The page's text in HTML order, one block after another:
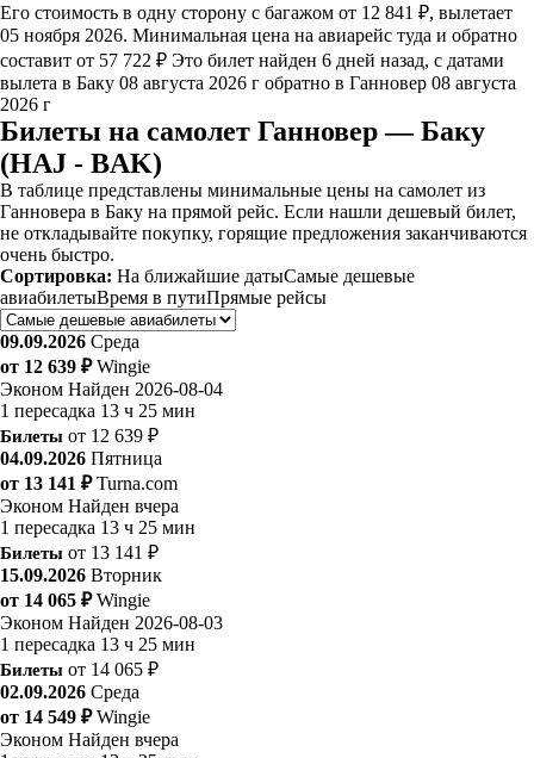
Его стоимость в одну сторону с багажом от 12 841 ₽, вылетает
05 ноября 2026. Минимальная цена на авиарейс туда и обратно
составит от 57 722 ₽ Это билет найден 6 дней назад, с датами
вылета в Баку 08 августа 2026 г обратно в Ганновер 08 августа
2026 г
Билеты на самолет Ганновер — Баку
(HAJ - BAK)
В таблице представлены минимальные цены на самолет из
Ганновера в Баку на прямой рейс. Если нашли дешевый билет,
не откладывайте покупку, горящие предложения заканчиваются
очень быстро.
Сортировка: На ближайшие датыСамые дешевые
авиабилетыВремя в путиПрямые рейсы
09.09.2026 Среда
от 12 639 ₽ Wingie
Эконом Найден 2026-08-04
1 пересадка 13 ч 25 мин
Билеты от 12 639 ₽
04.09.2026 Пятница
от 13 141 ₽ Turna.com
Эконом Найден вчера
1 пересадка 13 ч 25 мин
Билеты от 13 141 ₽
15.09.2026 Вторник
от 14 065 ₽ Wingie
Эконом Найден 2026-08-03
1 пересадка 13 ч 25 мин
Билеты от 14 065 ₽
02.09.2026 Среда
от 14 549 ₽ Wingie
Эконом Найден вчера